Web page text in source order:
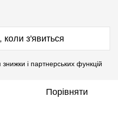
коли з'явиться
і партнерських функцій
Порівняти